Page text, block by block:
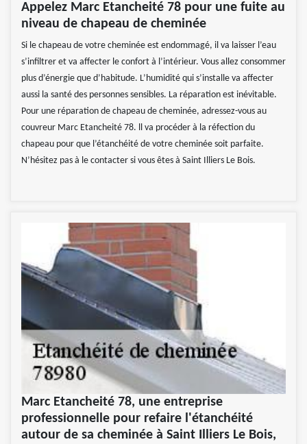
Appelez Marc Etancheité 78 pour une fuite au
niveau de chapeau de cheminée
Si le chapeau de votre cheminée est endommagé, il va laisser l’eau
s’infiltrer et va affecter le confort à l’intérieur. Vous allez consommer
plus d’énergie que d’habitude. L’humidité qui s’installe va affecter
aussi la santé des personnes sensibles. La réparation est inévitable.
Pour une réparation de chapeau de cheminée, adressez-vous au
couvreur Marc Etancheité 78. ll va procéder à la réfection du
chapeau pour que l’étanchéité de votre cheminée soit parfaite.
N’hésitez pas à le contacter si vous êtes à Saint Illiers Le Bois.
Marc Etancheité 78, une entreprise
professionnelle pour refaire l'étanchéité
autour de sa cheminée à Saint Illiers Le Bois,